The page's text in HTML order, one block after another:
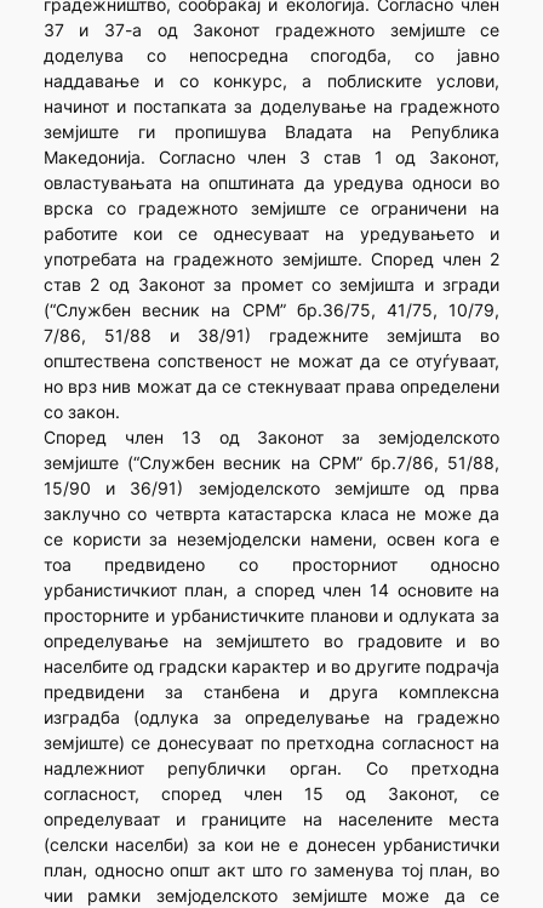
градежништво, сообраќај и екологија. Согласно член
37 и 37-а од Законот градежното земјиште се
доделува со непосредна спогодба, со јавно
наддавање и со конкурс, а поблиските услови,
начинот и постапката за доделување на градежното
земјиште ги пропишува Владата на Република
Македонија. Согласно член 3 став 1 од Законот,
овластувањата на општината да уредува односи во
врска со градежното земјиште се ограничени на
работите кои се однесуваат на уредувањето и
употребата на градежното земјиште. Според член 2
став 2 од Законот за промет со земјишта и згради
(“Службен весник на СРМ” бр.36/75, 41/75, 10/79,
7/86, 51/88 и 38/91) градежните земјишта во
општествена сопственост не можат да се отуѓуваат,
но врз нив можат да се стекнуваат права определени
со закон.
Според член 13 од Законот за земјоделското
земјиште (“Службен весник на СРМ” бр.7/86, 51/88,
15/90 и 36/91) земјоделското земјиште од прва
заклучно со четврта катастарска класа не може да
се користи за неземјоделски намени, освен кога е
тоа предвидено со просторниот односно
урбанистичкиот план, а според член 14 основите на
просторните и урбанистичките планови и одлуката за
определување на земјиштето во градовите и во
населбите од градски карактер и во другите подрачја
предвидени за станбена и друга комплексна
изградба (одлука за определување на градежно
земјиште) се донесуваат по претходна согласност на
надлежниот републички орган. Со претходна
согласност, според член 15 од Законот, се
определуваат и границите на населените места
(селски населби) за кои не е донесен урбанистички
план, односно општ акт што го заменува тој план, во
чии рамки земјоделското земјиште може да се